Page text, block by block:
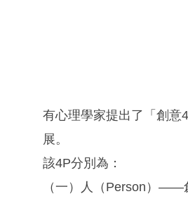
有心理學家提出了「創意
展。
該4P分別為：
（一）人（Person）——